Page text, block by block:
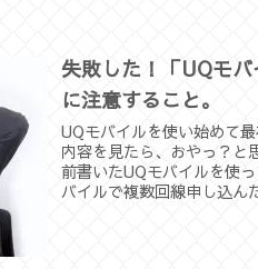
失敗した！「UQモ
に注意すること。
UQモバイルを使い始めて
内容を見たら、おやっ？
前書いたUQモバイルを使
バイルで複数回線申し込ん